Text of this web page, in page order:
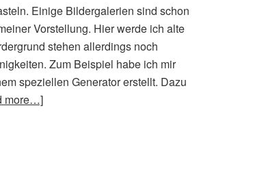
Einige Bildergalerien sind schon
Vorstellung. Hier werde ich alte
stehen allerdings noch
Zum Beispiel habe ich mir
speziellen Generator erstellt. Dazu
more…]